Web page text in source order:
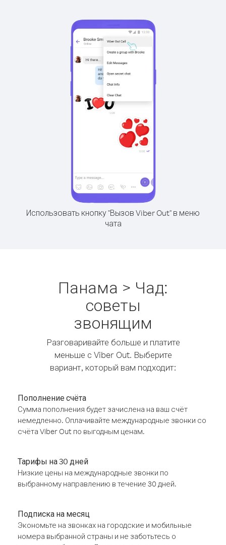
Использовать кнопку "Вызов Viber Out" в меню
чата
Панама > Чад:
советы
звонящим
Разговаривайте больше и платите
меньше с Viber Out. Выберите
вариант, который вам подходит:
Пополнение счёта
Сумма пополнения будет зачислена на ваш счёт
немедленно. Оплачивайте международные звонки со
счёта Viber Out по выгодным ценам.
Тарифы на 30 дней
Низкие цены на международные звонки по
выбранному направлению в течение 30 дней.
Подписка на месяц
Экономьте на звонках на городские и мобильные
номера выбранной страны и не заботьтесь о